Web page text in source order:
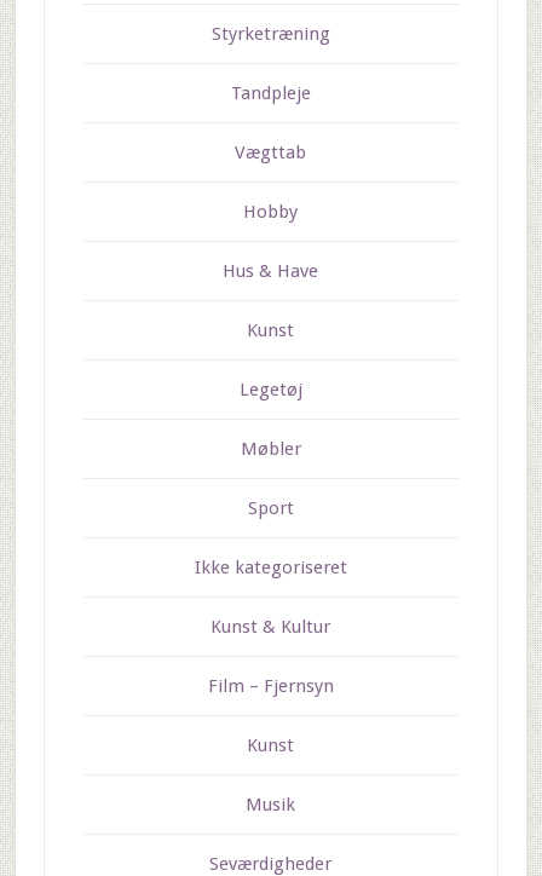
Styrketræning
Tandpleje
Vægttab
Hobby
Hus & Have
Kunst
Legetøj
Møbler
Sport
Ikke kategoriseret
Kunst & Kultur
Film – Fjernsyn
Kunst
Musik
Seværdigheder